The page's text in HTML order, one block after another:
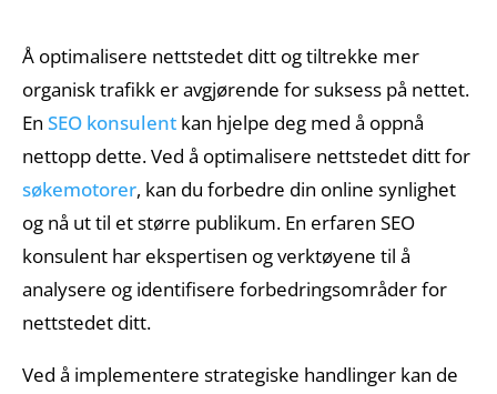
Å optimalisere nettstedet ditt og tiltrekke mer
organisk trafikk er avgjørende for suksess på nettet.
En SEO konsulent kan hjelpe deg med å oppnå
nettopp dette. Ved å optimalisere nettstedet ditt for
søkemotorer, kan du forbedre din online synlighet
og nå ut til et større publikum. En erfaren SEO
konsulent har ekspertisen og verktøyene til å
analysere og identifisere forbedringsområder for
nettstedet ditt.
Ved å implementere strategiske handlinger kan de